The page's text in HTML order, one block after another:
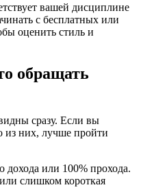
вашей дисциплине
с бесплатных или
оценить стиль и
обращать
сразу. Если вы
из них, лучше пройти
дохода или 100% прохода.
слишком короткая